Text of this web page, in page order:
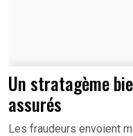
Un stratagème
assurés
Les fraudeurs envoient